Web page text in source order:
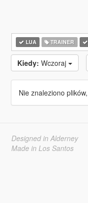
LUA TRAINER
Kiedy: Wczoraj
Nie znaleziono
Designed in Alderney
Made in Los Santos